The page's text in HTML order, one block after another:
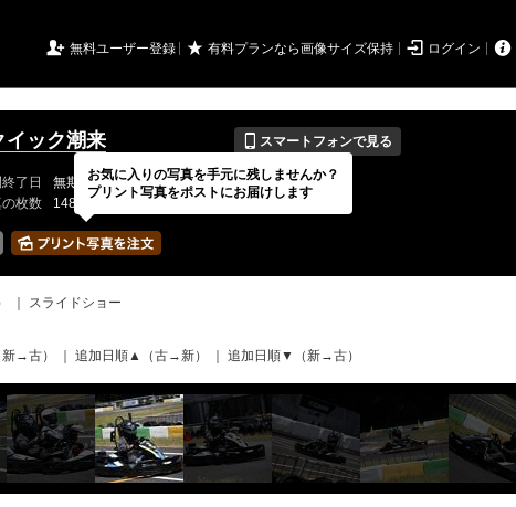
 無料ユーザー登録 ★ 有料プランなら画像サイズ保持  ログイン 
イック潮来 📱 スマートフォンで見る
了日 無期限 イベントの期間
---
枚数 148 / 2000枚
スライドショー
→古） 追加日順▲（古→新） 追加日順▼（新→古）
お気に入りの写真を手元に残しませんか？
プリント写真をポストにお届けします